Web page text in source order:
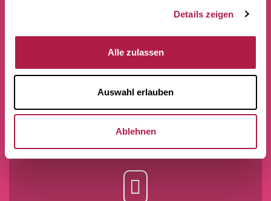
Details zeigen
Alle zulassen
Auswahl erlauben
Ablehnen
AFRIKA & OZEANIEN
SAMMLUNG BUCHHEIM IM TURMSAAL